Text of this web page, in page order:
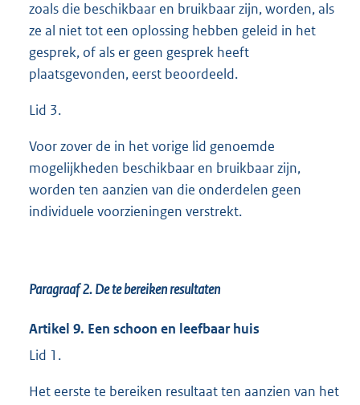
zoals die beschikbaar en bruikbaar zijn, worden, als
ze al niet tot een oplossing hebben geleid in het
gesprek, of als er geen gesprek heeft
plaatsgevonden, eerst beoordeeld.
Lid 3.
Voor zover de in het vorige lid genoemde
mogelijkheden beschikbaar en bruikbaar zijn,
worden ten aanzien van die onderdelen geen
individuele voorzieningen verstrekt.
Paragraaf 2.De te bereiken resultaten
Artikel 9. Een schoon en leefbaar huis
Lid 1.
Het eerste te bereiken resultaat ten aanzien van het